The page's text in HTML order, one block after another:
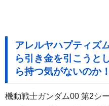
アレルヤハプティズ
ら引き金を引こうと
ら持つ気がないのか
機動戦士ガンダム00 第2シ